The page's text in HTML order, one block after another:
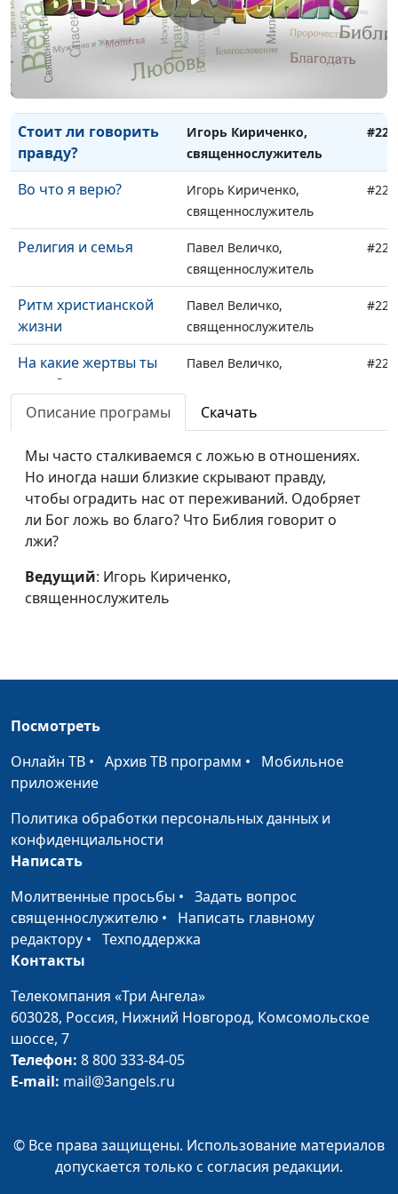
Вино: пить или не
пить?
Игорь Кириченко,
священнослужитель
#229
Трудолюбие
Игорь Кириченко,
священнослужитель
Стоит ли говорить
правду?
Игорь Кириченко,
священнослужитель
#227
Во что я верю?
Игорь Кириченко,
священнослужитель
#226
Религия и семья
Павел Величко,
священнослужитель
#225
Ритм христианской
жизни
Павел Величко,
священнослужитель
#224
На какие жертвы ты
готов?
Павел Величко,
#223
Пробуждение
Павел Величко,
Удали из среды своей
грех
Павел Величко,
священнослужитель
Что мешает человеку
Обещание, данное
на горе Господней
Сложный характер
Павел Величко,
Как не быть
«потускневшим
золотом» в духовной
жизни?
Павел Величко,
Как жить праведной
жизнью?
Павел Величко,
священнослужитель
человека
священнослужитель
Главное - мудрость
(вторая часть)
Духовное
младенчество
Николай Кунцевич,
священнослужитель
#210
Описание програмы Скачать
Мы часто сталкиваемся с ложью в отношениях.
Но иногда наши близкие скрывают правду,
чтобы оградить нас от переживаний. Одобряет
ли Бог ложь во благо? Что Библия говорит о
лжи?
Ведущий: Игорь Кириченко,
священнослужитель
Посмотреть
Онлайн ТВ • Архив ТВ программ • Мобильное
приложение
Политика обработки персональных данных и
конфиденциальности
Написать
Молитвенные просьбы • Задать вопрос
священнослужителю • Написать главному
редактору • Техподдержка
Контакты
Телекомпания «Три Ангела»
603028, Россия, Нижний Новгород, Комсомольское
шоссе, 7
Телефон: 8 800 333-84-05
E-mail: mail@3angels.ru
© Все права защищены. Использование материалов
допускается только с согласия редакции.